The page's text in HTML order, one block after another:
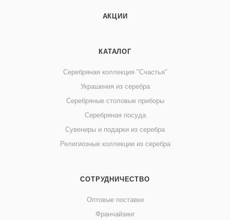
АКЦИИ
КАТАЛОГ
Серебряная коллекция "Счастья"
Украшения из серебра
Серебряные столовые приборы
Серебряная посуда
Сувениры и подарки из серебра
Религиозные коллекции из серебра
СОТРУДНИЧЕСТВО
Оптовые поставки
Франчайзинг